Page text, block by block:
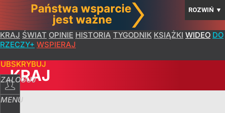
ROZWIŃ ▼
KRAJ ŚWIAT OPINIE HISTORIA TYGODNIK KSIĄŻKI WIDEO DO
RZECZY+ WSPIERAJ
ZALOGUJ
MENU
KRAJ